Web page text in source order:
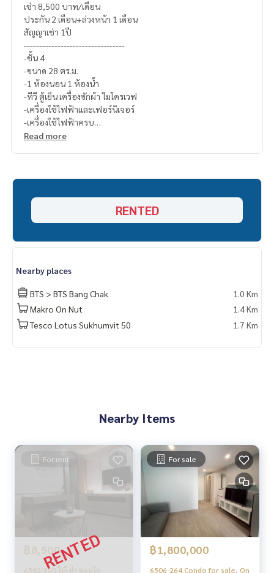
เช่า 8,500 บาท/เดือน
ประกัน 2 เดือน+ล่วงหน้า 1 เดือน
สัญญาเช่า 1ปี
---------------------------------
-ชั้น 4
-ขนาด 28 ตร.ม.
-1 ห้องนอน 1 ห้องน้ำ
-ทีวี ตู้เย็น เครื่องซักผ้า ไมโครเวฟ
-เครื่องใช้ไฟฟ้าและเฟอร์นิเจอร์
-เครื่องใช้ไฟฟ้าครบ
---------------------------------
Line Add Click :https://lin.ee/C4eqRVC
รับฝากซื้อ ขาย เช่า ที่ดิน บ้าน ทาวเฮ้าส์ ทาวโฮม คอนโด อพาร์ทเม
ะบบเครือข่าย และใช้เทคโนโลยีล่าสุดในการทำการตลาดเพื่อหาลู
.
เช่า คอนโด Regent Home Sukhumvit 97/1 /รีเจ้นท์ โฮม สุขุมวิท
คอนโด เช่า อ่อนนุช บางจาก ปุณณวิถี อุดมสุข
คอนโด BTSบางจาก เช่า
Read more
RENTED
Nearby places
BTS > BTS Bang Chak
1.0 Km
Makro On Nut
1.4 Km
Tesco Lotus Sukhumvit 50
1.7 Km
Nearby Items
For rent
฿8,500
6502-300 ให้เช่า คอนโด
For sale
฿1,800,000
6506-264 Condo for sale, On